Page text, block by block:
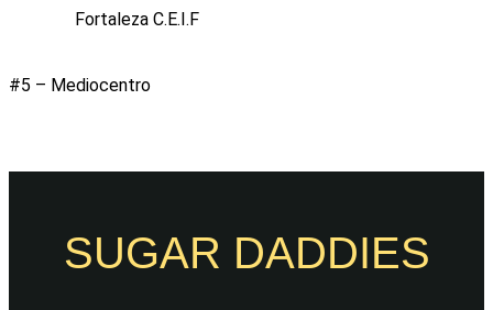
Fortaleza C.E.I.F
#5 – Mediocentro
SUGAR DADDIES